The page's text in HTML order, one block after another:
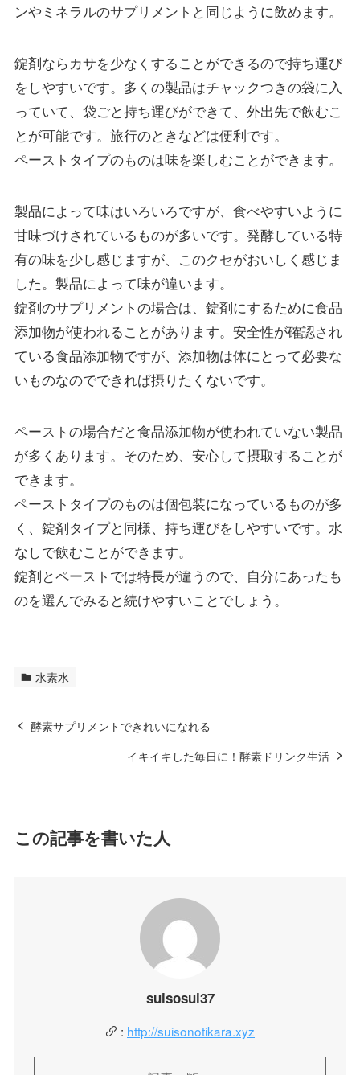
ンやミネラルのサプリメントと同じように飲めます。
錠剤ならカサを少なくすることができるので持ち運び
をしやすいです。多くの製品はチャックつきの袋に入
っていて、袋ごと持ち運びができて、外出先で飲むこ
とが可能です。旅行のときなどは便利です。
ペーストタイプのものは味を楽しむことができます。
製品によって味はいろいろですが、食べやすいように
甘味づけされているものが多いです。発酵している特
有の味を少し感じますが、このクセがおいしく感じま
した。製品によって味が違います。
錠剤のサプリメントの場合は、錠剤にするために食品
添加物が使われることがあります。安全性が確認され
ている食品添加物ですが、添加物は体にとって必要な
いものなのでできれば摂りたくないです。
ペーストの場合だと食品添加物が使われていない製品
が多くあります。そのため、安心して摂取することが
できます。
ペーストタイプのものは個包装になっているものが多
く、錠剤タイプと同様、持ち運びをしやすいです。水
なしで飲むことができます。
錠剤とペーストでは特長が違うので、自分にあったも
のを選んでみると続けやすいことでしょう。
水素水
酵素サプリメントできれいになれる
イキイキした毎日に！酵素ドリンク生活
この記事を書いた人
suisosui37
: http://suisonotikara.xyz